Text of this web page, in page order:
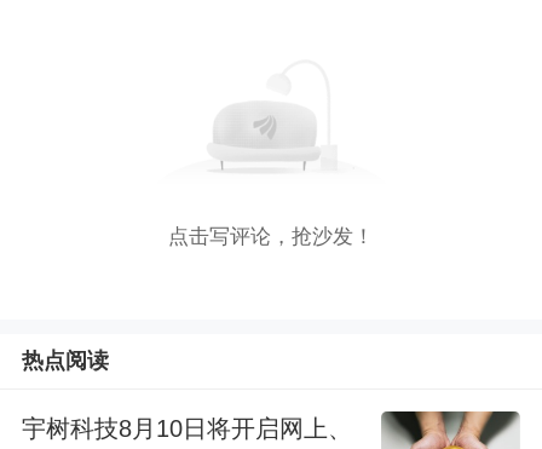
点击写评论，抢沙发！
热点阅读
宇树科技8月10日将开启网上、